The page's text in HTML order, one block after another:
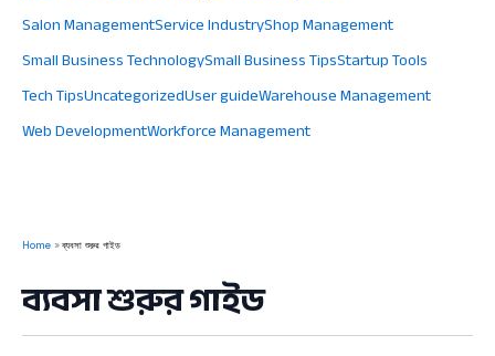
Salon ManagementService IndustryShop Management
Small Business TechnologySmall Business TipsStartup Tools
Tech TipsUncategorizedUser guideWarehouse Management
Web DevelopmentWorkforce Management
Home ব্যবসা শুরুর গাইড
ব্যবসা শুরুর গাইড